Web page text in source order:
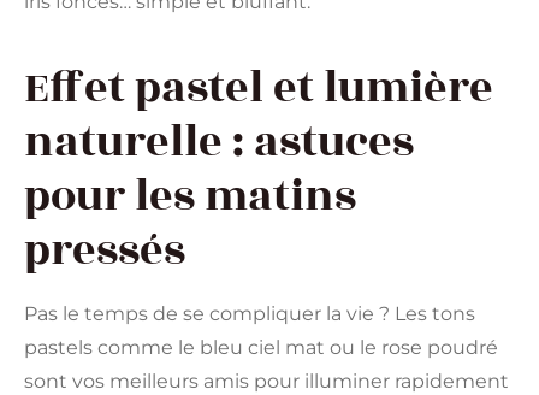
Effet pastel et lumière
naturelle : astuces
pour les matins
pressés
Pas le temps de se compliquer la vie ? Les tons
pastels comme le bleu ciel mat ou le rose poudré
sont vos meilleurs amis pour illuminer rapidement